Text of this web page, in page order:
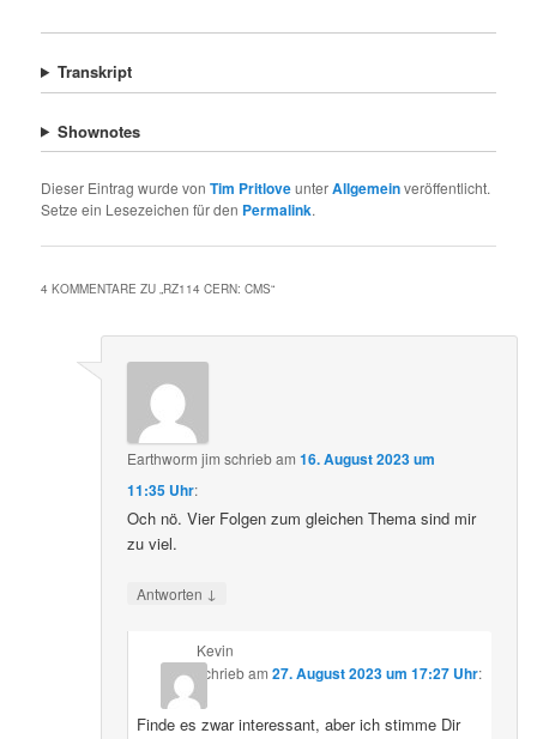
Transkript
Shownotes
Dieser Eintrag wurde vonTim PritloveunterAllgemeinveröffentlicht.
Setze ein Lesezeichen für den Permalink.
4 KOMMENTARE ZU „ RZ114 CERN: CMS“
Earthworm jim schriebam16. August 2023 um
11:35 Uhr:
Och nö. Vier Folgen zum gleichen Thema sind mir
zu viel.
Antworten ↓
Kevin
schriebam 27. August 2023 um 17:27 Uhr:
Finde es zwar interessant, aber ich stimme Dir